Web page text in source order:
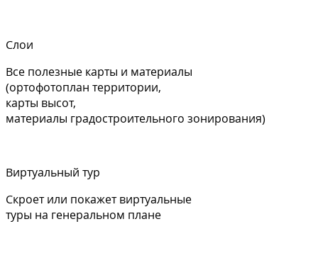
Слои
Все полезные карты и материалы
(ортофотоплан территории,
карты высот,
материалы градостроительного зонирования)
Виртуальный тур
Скроет или покажет виртуальные
туры на генеральном плане